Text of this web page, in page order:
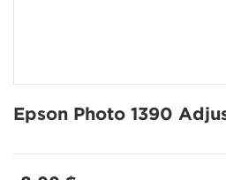
Epson Photo 1390